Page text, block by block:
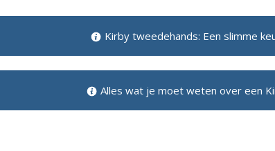
Kirby tweedehands: Een slimme
Alles wat je moet weten over een